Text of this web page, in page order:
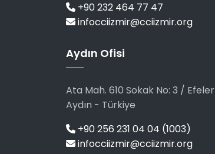
+90 232 464 77 47
infocciizmir@cciizmir.org
Aydın Ofisi
Ata Mah. 610 Sokak No: 3 / Efeler
Aydın - Türkiye
+90 256 231 04 04 (1003)
infocciizmir@cciizmir.org